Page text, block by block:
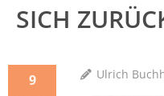
Verleihen
Erlebnisse
SICH
9 Ulrich